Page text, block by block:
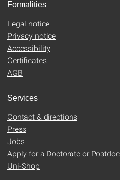
Formalities
Legal notice
Privacy notice
Accessibility
Certificates
AGB
Services
Contact & directions
Press
Jobs
Apply for a Doctorate or Postdoc
Uni-Shop